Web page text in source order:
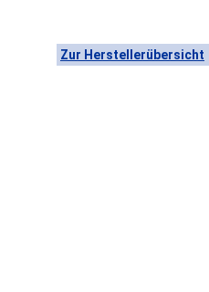
Zur Herstellerübersicht